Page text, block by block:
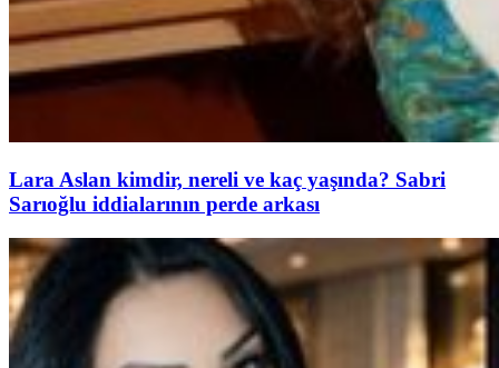
Lara Aslan kimdir, nereli ve kaç yaşında? Sabri
Sarıoğlu iddialarının perde arkası